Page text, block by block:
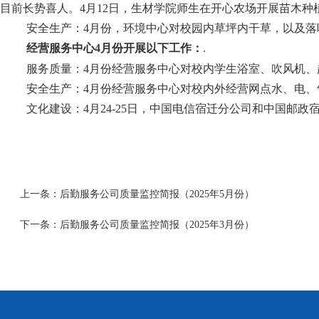
目前长势喜人 。 4月12日，生材学院师生在开心农场开展苗木
安全生产： 4月份，环境中心对校园内草坪内干草，以及
经营服务中心4月份开展以下工作： .
服务质量： 4月份经营服务中心对校内学生浴室、吹风机
安全生产： 4月份经营服务中心对校内外经营网点水、电
文化建设： 4月24-25日，中国电信宿迁分公司和中国邮政
上一条： 后勤服务公司质量监控简报（2025年5月份）
下一条： 后勤服务公司质量监控简报（2025年3月份）